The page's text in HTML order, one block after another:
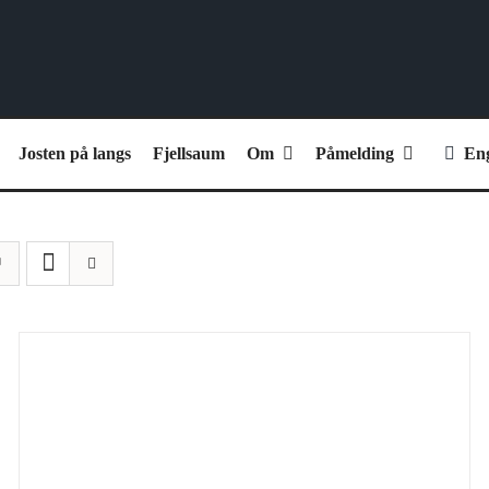
Josten på langs Fjellsaum Om Påmelding